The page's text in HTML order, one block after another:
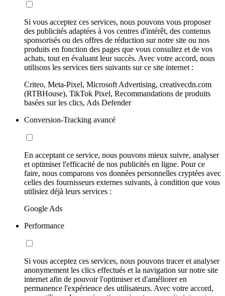
Si vous acceptez ces services, nous pouvons vous proposer
des publicités adaptées à vos centres d'intérêt, des contenus
sponsorisés ou des offres de réduction sur notre site ou nos
produits en fonction des pages que vous consultez et de vos
achats, tout en évaluant leur succès. Avec votre accord, nous
utilisons les services tiers suivants sur ce site internet :
Criteo, Meta-Pixel, Microsoft Advertising, creativecdn.com
(RTBHouse), TikTok Pixel, Recommandations de produits
basées sur les clics, Ads Defender
Conversion-Tracking avancé
En acceptant ce service, nous pouvons mieux suivre, analyser
et optimiser l'efficacité de nos publicités en ligne. Pour ce
faire, nous comparons vos données personnelles cryptées avec
celles des fournisseurs externes suivants, à condition que vous
utilisiez déjà leurs services :
Google Ads
Performance
Si vous acceptez ces services, nous pouvons tracer et analyser
anonymement les clics effectués et la navigation sur notre site
internet afin de pouvoir l'optimiser et d'améliorer en
permanence l'expérience des utilisateurs. Avec votre accord,